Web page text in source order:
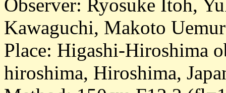
Observer: Ryosuke Itoh,
Kawaguchi, Makoto
Place: Higashi-Hiroshima
hiroshima, Hiroshima,